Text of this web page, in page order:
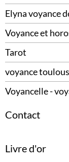
Elyna voyance
Voyance et
Tarot
voyance
Voyancelle -
Contact
Livre d'or